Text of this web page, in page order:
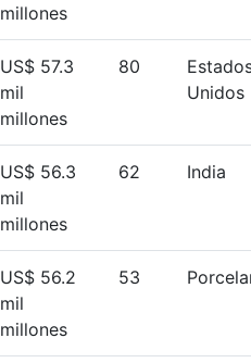
millones
US$ 57.3
mil
millones
80
Unidos
US$ 56.3
mil
millones
62 India
US$ 56.2
mil
millones
53